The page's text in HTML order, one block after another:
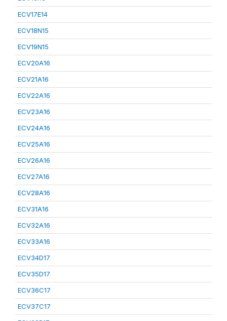
ECV17E14
ECV18N15
ECV19N15
ECV20A16
ECV21A16
ECV22A16
ECV23A16
ECV24A16
ECV25A16
ECV26A16
ECV27A16
ECV28A16
ECV31A16
ECV32A16
ECV33A16
ECV34D17
ECV35D17
ECV36C17
ECV37C17